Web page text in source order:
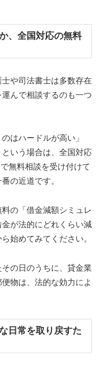
、全国対応の無料
や司法書士は多数存在
んで相談するのも一つ
はハードルが高い」
という場合は、全国対応
無料相談を受け付けて
の近道です。
の「借金減額シミュレ
が法的にどれくらい減
始めてみてください。
の日のうちに、貸金業
物は、法的な効力によ
日常を取り戻すた